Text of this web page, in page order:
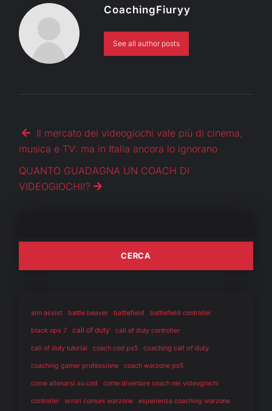
CoachingFiuryy
See all author posts
Il mercato dei videogiochi vale più di cinema,
musica e TV: ma in Italia ancora lo ignorano
QUANTO GUADAGNA UN COACH DI
VIDEOGIOCHI!?
aim assist battle beaver battlefield battlefield controller
black ops 7 call of duty call of duty controller
call of duty tutorial coach cod ps5 coaching call of duty
coaching gamer professione coach warzone ps5
come allenarsi su cod come diventare coach nei videogiochi
controller errori comuni warzone esperienza coaching warzone